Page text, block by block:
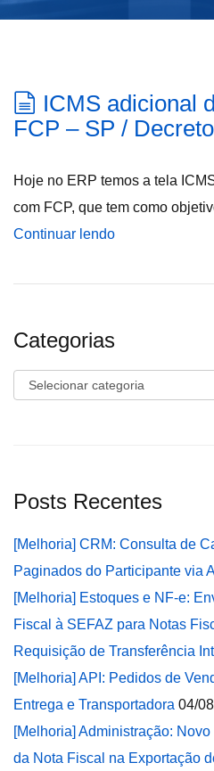
ICMS adicional
FCP – SP /
Hoje no ERP temos a tela
com FCP, que tem como
Continuar lendo
Categorias
Categorias
Posts Recentes
[Melhoria] CRM: Consulta de
Paginados do Participante via
[Melhoria] Estoques e NF-e:
Fiscal à SEFAZ para Notas
Requisição de Transferência
[Melhoria] API: Pedidos de
Entrega e Transportadora 04/
[Melhoria] Administração:
da Nota Fiscal na Exportação